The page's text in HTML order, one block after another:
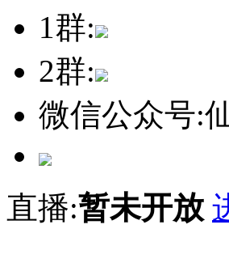
1群:
2群:
微信公众号:
直播:暂未开放